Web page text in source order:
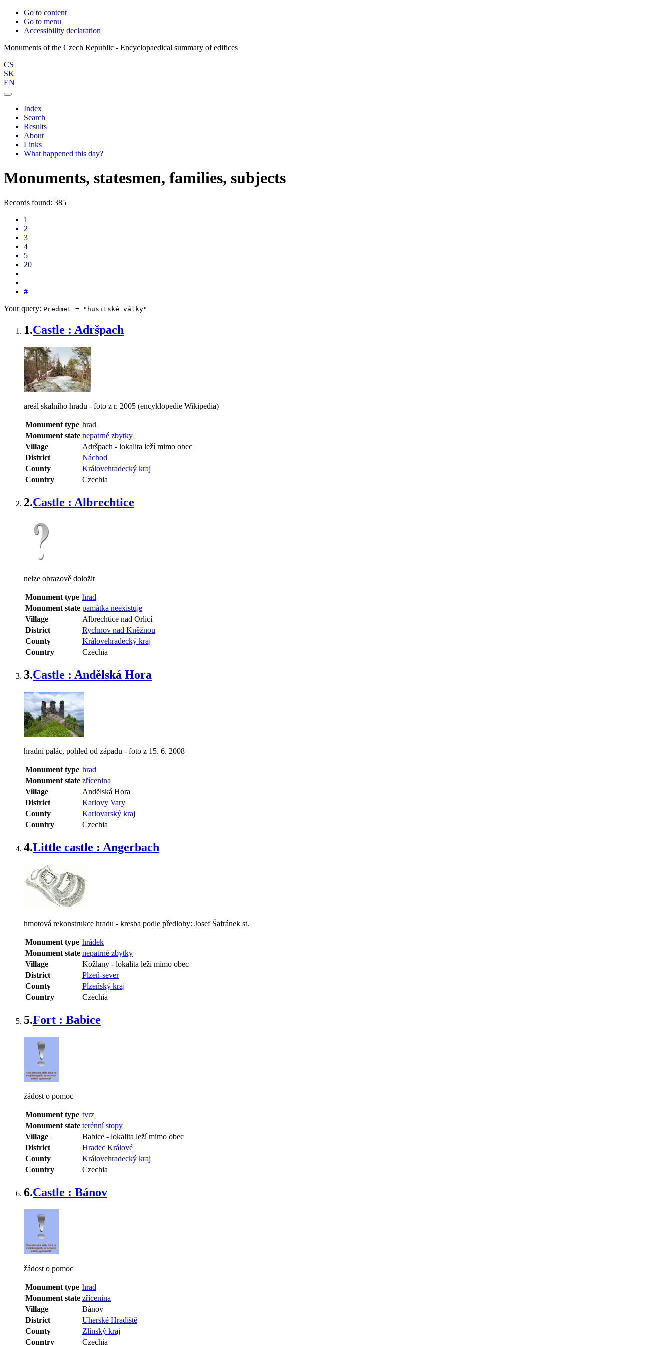
Go to content
Go to menu
Accessibility declaration
CS
SK
EN
Index
Search
Results
About
Links
What happened this day?
Monuments, statesmen, families, subjects
Records found: 385
1
2
3
4
5
20
#
Your query: Predmet = "husitské války"
1.Castle : Adršpach
areál skalního hradu - foto z r. 2005 (encyklopedie Wikipedia)
Monument type hrad
Monument state nepatrné zbytky
Village
Adršpach - lokalita leží mimo obec
District
Náchod
County
Královehradecký kraj
Country
Czechia
2.Castle : Albrechtice
nelze obrazově doložit
Monument type hrad
Monument state památka neexistuje
Village
Albrechtice nad Orlicí
District
Rychnov nad Kněžnou
County
Královehradecký kraj
Country
Czechia
3.Castle : Andělská Hora
hradní palác, pohled od západu - foto z 15. 6. 2008
Monument type hrad
Monument state zřícenina
Village
Andělská Hora
District
Karlovy Vary
County
Karlovarský kraj
Country
Czechia
4.Little castle : Angerbach
hmotová rekonstrukce hradu - kresba podle předlohy: Josef Šafránek st.
Monument type hrádek
Monument state nepatrné zbytky
Village
Kožlany - lokalita leží mimo obec
District
Plzeň-sever
County
Plzeňský kraj
Country
Czechia
5.Fort : Babice
žádost o pomoc
Monument type tvrz
Monument state terénní stopy
Village
Babice - lokalita leží mimo obec
District
Hradec Králové
County
Královehradecký kraj
Country
Czechia
6.Castle : Bánov
žádost o pomoc
Monument type hrad
Monument state zřícenina
Village
Bánov
District
Uherské Hradiště
County
Zlínský kraj
Country
Czechia